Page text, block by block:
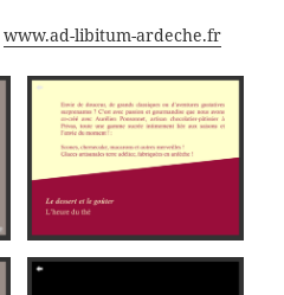
www.ad-libitum-ardeche.fr